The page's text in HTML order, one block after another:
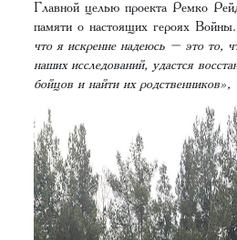
Главной целью проекта Ремко
памяти о настоящих героях Войны.
что я искренне надеюсь – это то,
наших исследований, удастся
бойцов и найти их